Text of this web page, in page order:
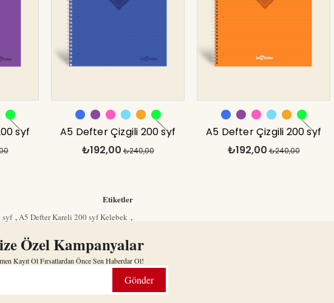
syf
A5 Defter Çizgili 200 syf
Mavi Tranz
₺192,00 ₺240,00
A5 Defter Çizgili 200 syf
Turuncu Tranz
₺192,00 ₺240,00
Etiketler
syf , A5 Defter Kareli 200 syf Kelebek ,
Özel Kampanyalar
Kayıt Ol Fırsatlardan Önce Sen Haberdar Ol!
Gönder